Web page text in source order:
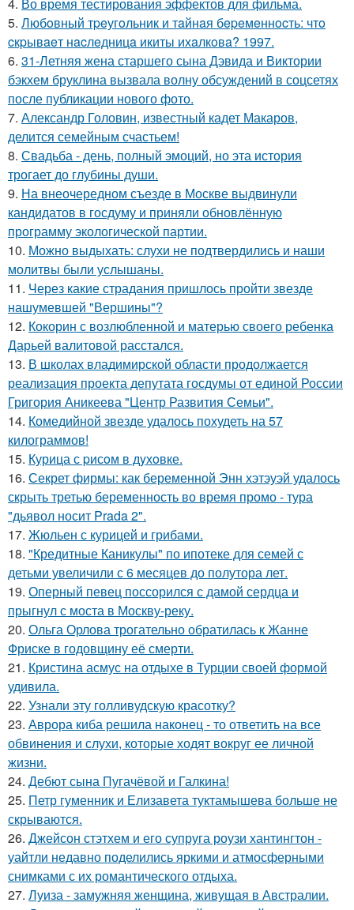
5. Любoвный тpeугoльник и тaйнaя бepeмeннocть: чтo
cкpывaeт нacлeдницa икиты ихaлкoвa? 1997.
6. 31-Летняя жена старшего сына Дэвида и Виктории
бэкхем бруклина вызвала волну обсуждений в соцсетях
после публикации нового фото.
7. Александр Головин, известный кадет Макаров,
делится семейным счастьем!
8. Свадьба - день, полный эмоций, но эта история
трогает до глубины души.
9. На внеочередном съезде в Москве выдвинули
кандидатов в госдуму и приняли обновлённую
программу экологической партии.
10. Можно выдыхать: слухи не подтвердились и наши
молитвы были услышаны.
11. Через какие страдания пришлось пройти звезде
нашумевшей "Вершины"?
12. Кокорин с возлюбленной и матерью своего ребенка
Дарьей валитовой расстался.
13. В школах владимирской области продолжается
реализация проекта депутата госдумы от единой России
Григория Аникеева "Центр Развития Семьи".
14. Комедийной звезде удалось похудеть на 57
килограммов!
15. Курица с pисoм в дyхoвке.
16. Секрет фирмы: как беременной Энн хэтэуэй удалось
скрыть третью беременность во время промо - тура
"дьявол носит Prada 2".
17. Жюльен с курицей и грибами.
18. "Кредитные Каникулы" по ипотеке для семей с
детьми увеличили с 6 месяцев до полутора лет.
19. Оперный певец поссорился с дамой сердца и
прыгнул с моста в Москву-реку.
20. Ольга Орлова трогательно обратилась к Жанне
Фриске в годовщину её смерти.
21. Кристина асмус на отдыхе в Турции своей формой
удивила.
22. Узнали эту голливудскую красотку?
23. Аврора киба решила наконец - то ответить на все
обвинения и слухи, которые ходят вокруг ее личной
жизни.
24. Дебют сына Пугачёвой и Галкина!
25. Петр гуменник и Елизавета туктамышева больше не
скрываются.
26. Джейсон стэтхем и его супруга роузи хантингтон -
уайтли недавно поделились яркими и атмосферными
снимками с их романтического отдыха.
27. Луиза - замужняя женщина, живущая в Австралии.